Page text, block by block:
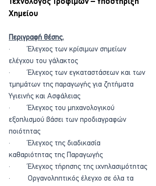
Χημείου
Περιγραφή θέσης.
·         Έλεγχος των κρίσιμων σημείων
ελέγχου του γάλακτος
·         Έλεγχος των εγκαταστάσεων και των
τμημάτων της παραγωγής για ζητήματα
Υγιεινής και Ασφάλειας
·         Έλεγχος του μηχανολογικού
εξοπλισμού βάσει των προδιαγραφών
ποιότητας
·         Έλεγχος της διαδικασία
καθαριότητας της Παραγωγής
·         Έλεγχος τήρησης της ιχνηλασιμότητας
·         Οργανοληπτικός έλεγχο σε όλα τα